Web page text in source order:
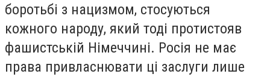
боротьбі з нацизмом, стосуються
кожного народу, який тоді протистояв
фашистській Німеччині. Росія не має
права привласнювати ці заслуги лише